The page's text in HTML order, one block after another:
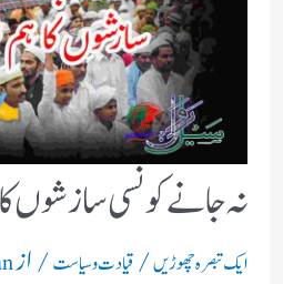
نہ جانے کونسی سازشوں
ایک تبصرہ چھوڑیں/قیادت وسیاست/ از